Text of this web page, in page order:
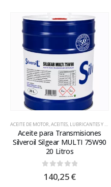
ACEITE DE MOTOR,ACEITES, LUBRICANTES Y GRASAS
Aceite para Transmisiones
Silveroil Silgear MULTI 75W90
20 Litros
0out of 5
140,25€